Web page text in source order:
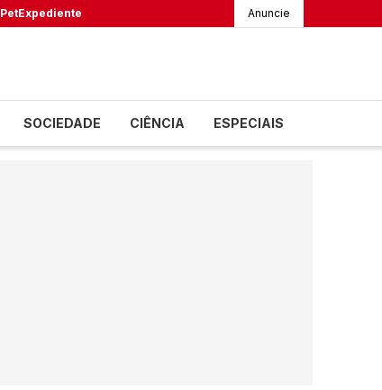
PetExpediente Anuncie
SOCIEDADE CIÊNCIA ESPECIAIS